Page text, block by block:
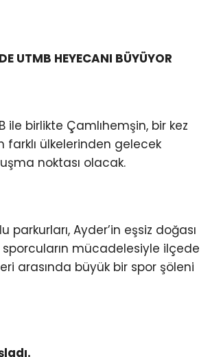
UTMB HEYECANI BÜYÜYOR
ile birlikte Çamlıhemşin, bir kez
farklı ülkelerinden gelecek
noktası olacak.
parkurları, Ayder’in eşsiz doğası
sporcuların mücadelesiyle ilçede
arasında büyük bir spor şöleni